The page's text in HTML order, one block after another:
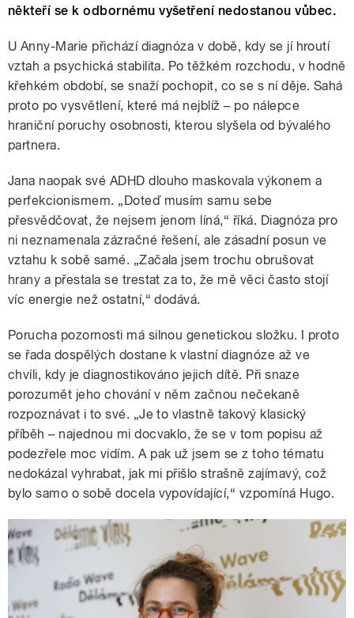
někteří se k odbornému vyšetření nedostanou vůbec.
U Anny-Marie přichází diagnóza v době, kdy se jí hroutí
vztah a psychická stabilita. Po těžkém rozchodu, v hodně
křehkém období, se snaží pochopit, co se s ní děje. Sahá
proto po vysvětlení, které má nejblíž – po nálepce
hraniční poruchy osobnosti, kterou slyšela od bývalého
partnera.
Jana naopak své ADHD dlouho maskovala výkonem a
perfekcionismem. „Doteď musím samu sebe
přesvědčovat, že nejsem jenom líná,“ říká. Diagnóza pro
ni neznamenala zázračné řešení, ale zásadní posun ve
vztahu k sobě samé. „Začala jsem trochu obrušovat
hrany a přestala se trestat za to, že mě věci často stojí
víc energie než ostatní,“ dodává.
Porucha pozornosti má silnou genetickou složku. I proto
se řada dospělých dostane k vlastní diagnóze až ve
chvíli, kdy je diagnostikováno jejich dítě. Při snaze
porozumět jeho chování v něm začnou nečekaně
rozpoznávat i to své. „Je to vlastně takový klasický
příběh – najednou mi docvaklo, že se v tom popisu až
podezřele moc vidím. A pak už jsem se z toho tématu
nedokázal vyhrabat, jak mi přišlo strašně zajímavý, což
bylo samo o sobě docela vypovídající,“ vzpomíná Hugo.